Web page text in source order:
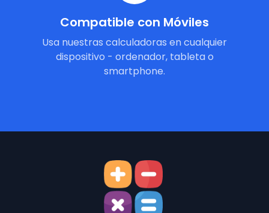
Compatible con Móviles
Usa nuestras calculadoras en cualquier
dispositivo - ordenador, tableta o
smartphone.